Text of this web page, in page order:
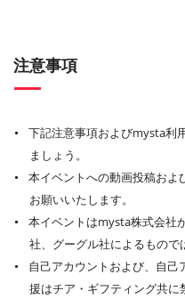
注意事項
下記注意事項およびmysta利
ましょう。
本イベントへの動画投稿お
お願いいたします。
本イベントはmysta株式会社
社、グーグル社によるもので
自己アカウントおよび、自
援はチア・ギフティング共に